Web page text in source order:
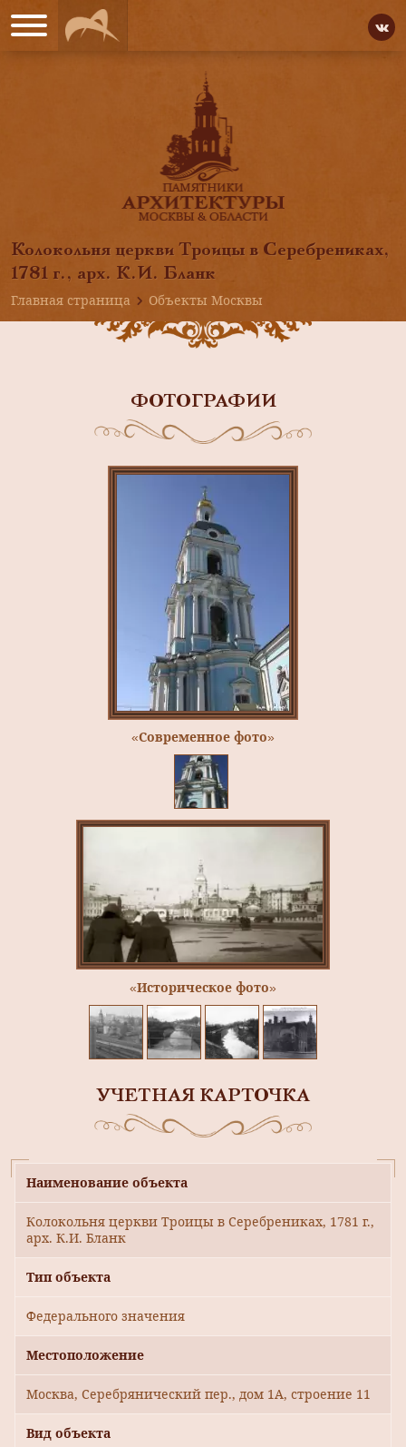
Колокольня церкви Троицы в Серебрениках,
1781 г., арх. К.И. Бланк
Главная страница
Объекты Москвы
ФОТОГРАФИИ
«Современное фото»
«Историческое фото»
УЧЕТНАЯ КАРТОЧКА
Наименование объекта
Колокольня церкви Троицы в Серебрениках, 1781 г.,
арх. К.И. Бланк
Тип объекта
Федерального значения
Местоположение
Москва, Серебрянический пер., дом 1А, строение 11
Вид объекта